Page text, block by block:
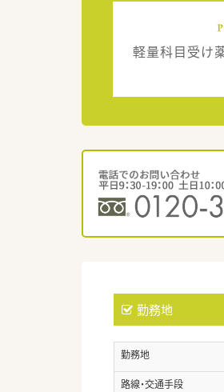
軽量科目受け
勤務地
勤務地
路線・交通手段